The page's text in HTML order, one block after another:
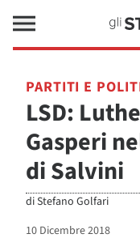
PARTITI E
LSD:
Gasperi
di Salvini
diStefano Golfari
10 Dicembre 2018